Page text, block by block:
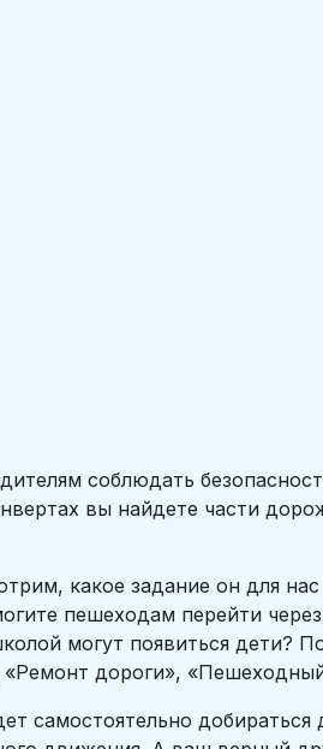
соблюдать
вы найдете части
какое задание он для нас
пешеходам перейти
могут появиться дети?
дороги»,
самостоятельно